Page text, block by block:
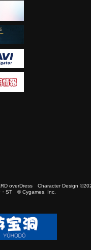
overDress Character Design
ST © Cygames, Inc.